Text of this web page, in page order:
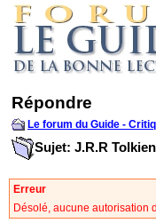
Répondre
Le forum du Guide -
Sujet: J.R.R Tolkien
Erreur
Désolé, aucune autorisation